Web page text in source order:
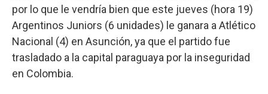
por lo que le vendría bien que este jueves (hora 19)
Argentinos Juniors (6 unidades) le ganara a Atlético
Nacional (4) en Asunción, ya que el partido fue
trasladado a la capital paraguaya por la inseguridad
en Colombia.